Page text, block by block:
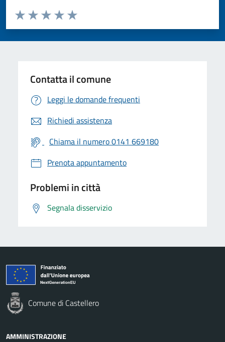
Valuta da 1 a 5 stelle la pagina
Valuta 5 stelle su 5
Valuta 4 stelle su 5
Valuta 3 stelle su 5
Valuta 2 stelle su 5
Valuta 1 stelle su 5
Contatta il comune
Leggi le domande frequenti
Richiedi assistenza
Chiama il numero 0141 669180
Prenota appuntamento
Problemi in città
Segnala disservizio
Comune di Castellero
AMMINISTRAZIONE